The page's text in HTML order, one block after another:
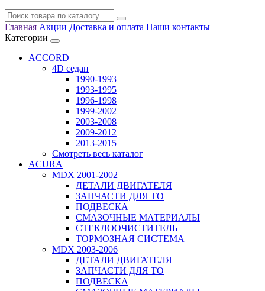
Главная Акции Доставка и оплата Наши контакты
Категории
ACCORD
4D седан
1990-1993
1993-1995
1996-1998
1999-2002
2003-2008
2009-2012
2013-2015
Смотреть весь каталог
ACURA
MDX 2001-2002
ДЕТАЛИ ДВИГАТЕЛЯ
ЗАПЧАСТИ ДЛЯ ТО
ПОДВЕСКА
СМАЗОЧНЫЕ МАТЕРИАЛЫ
СТЕКЛООЧИСТИТЕЛЬ
ТОРМОЗНАЯ СИСТЕМА
MDX 2003-2006
ДЕТАЛИ ДВИГАТЕЛЯ
ЗАПЧАСТИ ДЛЯ ТО
ПОДВЕСКА